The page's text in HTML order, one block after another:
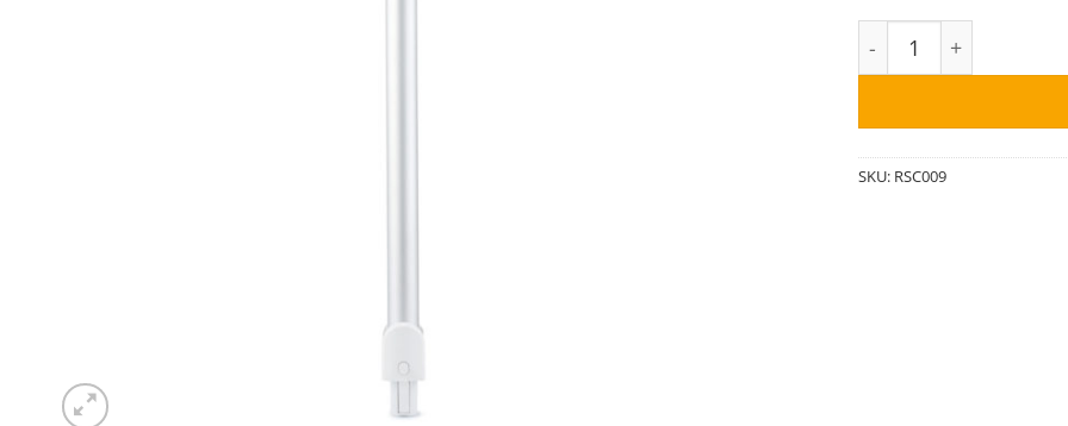
Raycop OMNI AIR
SKU: RSC009